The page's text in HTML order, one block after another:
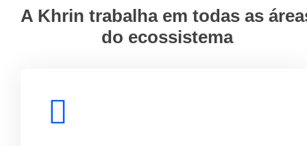
A Khrin trabalha em todas as
do ecossistema